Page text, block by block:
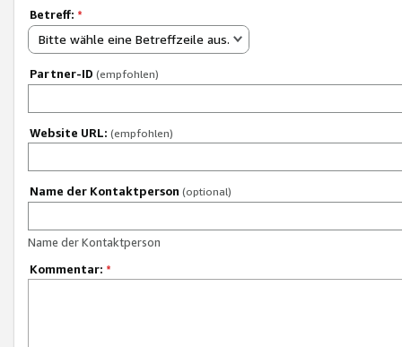
Betreff: *
Bitte wähle eine Betreffzeile aus.
Partner-ID (empfohlen)
Website URL: (empfohlen)
Name der Kontaktperson (optional)
Name der Kontaktperson
Kommentar: *